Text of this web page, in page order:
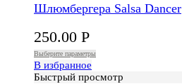
Шлюмбергера Salsa Dancer
250.00 Р
Выберите параметры
В избранное
Быстрый просмотр